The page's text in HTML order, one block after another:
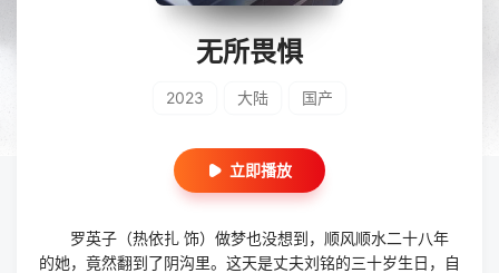
无所畏惧
2023 大陆 国产
立即播放
罗英子（热依扎 饰）做梦也没想到，顺风顺水二十八年
的她，竟然翻到了阴沟里。这天是丈夫刘铭的三十岁生日，自